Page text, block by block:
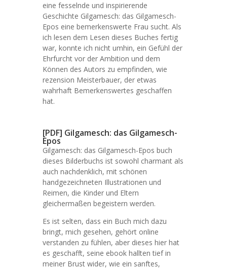
eine fesselnde und inspirierende
Geschichte Gilgamesch: das Gilgamesch-
Epos eine bemerkenswerte Frau sucht. Als
ich lesen dem Lesen dieses Buches fertig
war, konnte ich nicht umhin, ein Gefühl der
Ehrfurcht vor der Ambition und dem
Können des Autors zu empfinden, wie
rezension Meisterbauer, der etwas
wahrhaft Bemerkenswertes geschaffen
hat.
[PDF] Gilgamesch: das Gilgamesch-
Epos
Gilgamesch: das Gilgamesch-Epos buch
dieses Bilderbuchs ist sowohl charmant als
auch nachdenklich, mit schönen
handgezeichneten Illustrationen und
Reimen, die Kinder und Eltern
gleichermaßen begeistern werden.
Es ist selten, dass ein Buch mich dazu
bringt, mich gesehen, gehört online
verstanden zu fühlen, aber dieses hier hat
es geschafft, seine ebook hallten tief in
meiner Brust wider, wie ein sanftes,